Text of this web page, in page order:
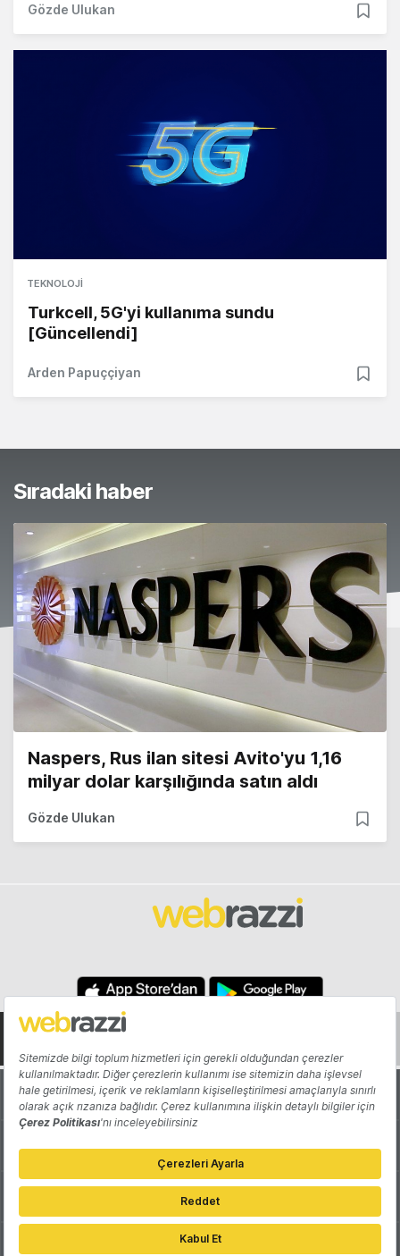
Gözde Ulukan
TEKNOLOJI
Turkcell, 5G'yi kullanıma sundu
[Güncellendi]
Arden Papuççiyan
Sıradaki haber
Naspers, Rus ilan sitesi Avito'yu 1,16
milyar dolar karşılığında satın aldı
Gözde Ulukan
Hakkında Yazarlar
Katkıda Bulun Reklam